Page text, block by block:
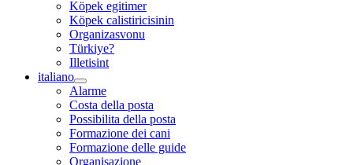
Köpek egitimer
Köpek calistiricisinin
Organizasvonu
Türkiye?
Illetisint
italiano
Alarme
Costa della posta
Possibilita della posta
Formazione dei cani
Formazione delle guide
Organisazione